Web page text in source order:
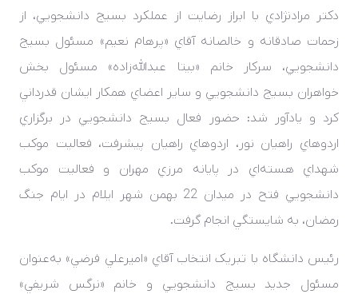
دکتر مرادنژادي با ابراز رضايت از عملکرد بسيج دانشجويي، از
زحمات صادقانه و خالصانه آقاي «پرهام نعيم» مسئول بسيج
دانشجويي، سرکار خانم «بيتا عبدالله‌زاده» مسئول بخش
خواهران بسيج دانشجويي و ساير اعضاي همکار ايشان قدرداني
کرد و يادآور شد: حضور فعال بسيج دانشجويي در برگزاري
اردوهاي راهيان نور، اردوهاي راهيان پيشرفت، فعاليت موکب
شهداي هسته‌اي در پايانه مرزي مهران و فعاليت موکب
دانشجويي فتح در ميدان 22 بهمن شهر ايلام در ايام جنگ
رمضان، به شايستگي انجام گرفت.
رئيس دانشگاه با تبريک انتخاب آقاي «اميرعلي فرضي» به‌عنوان
مسئول جديد بسيج دانشجويي و خانم «نرگس شريفي»